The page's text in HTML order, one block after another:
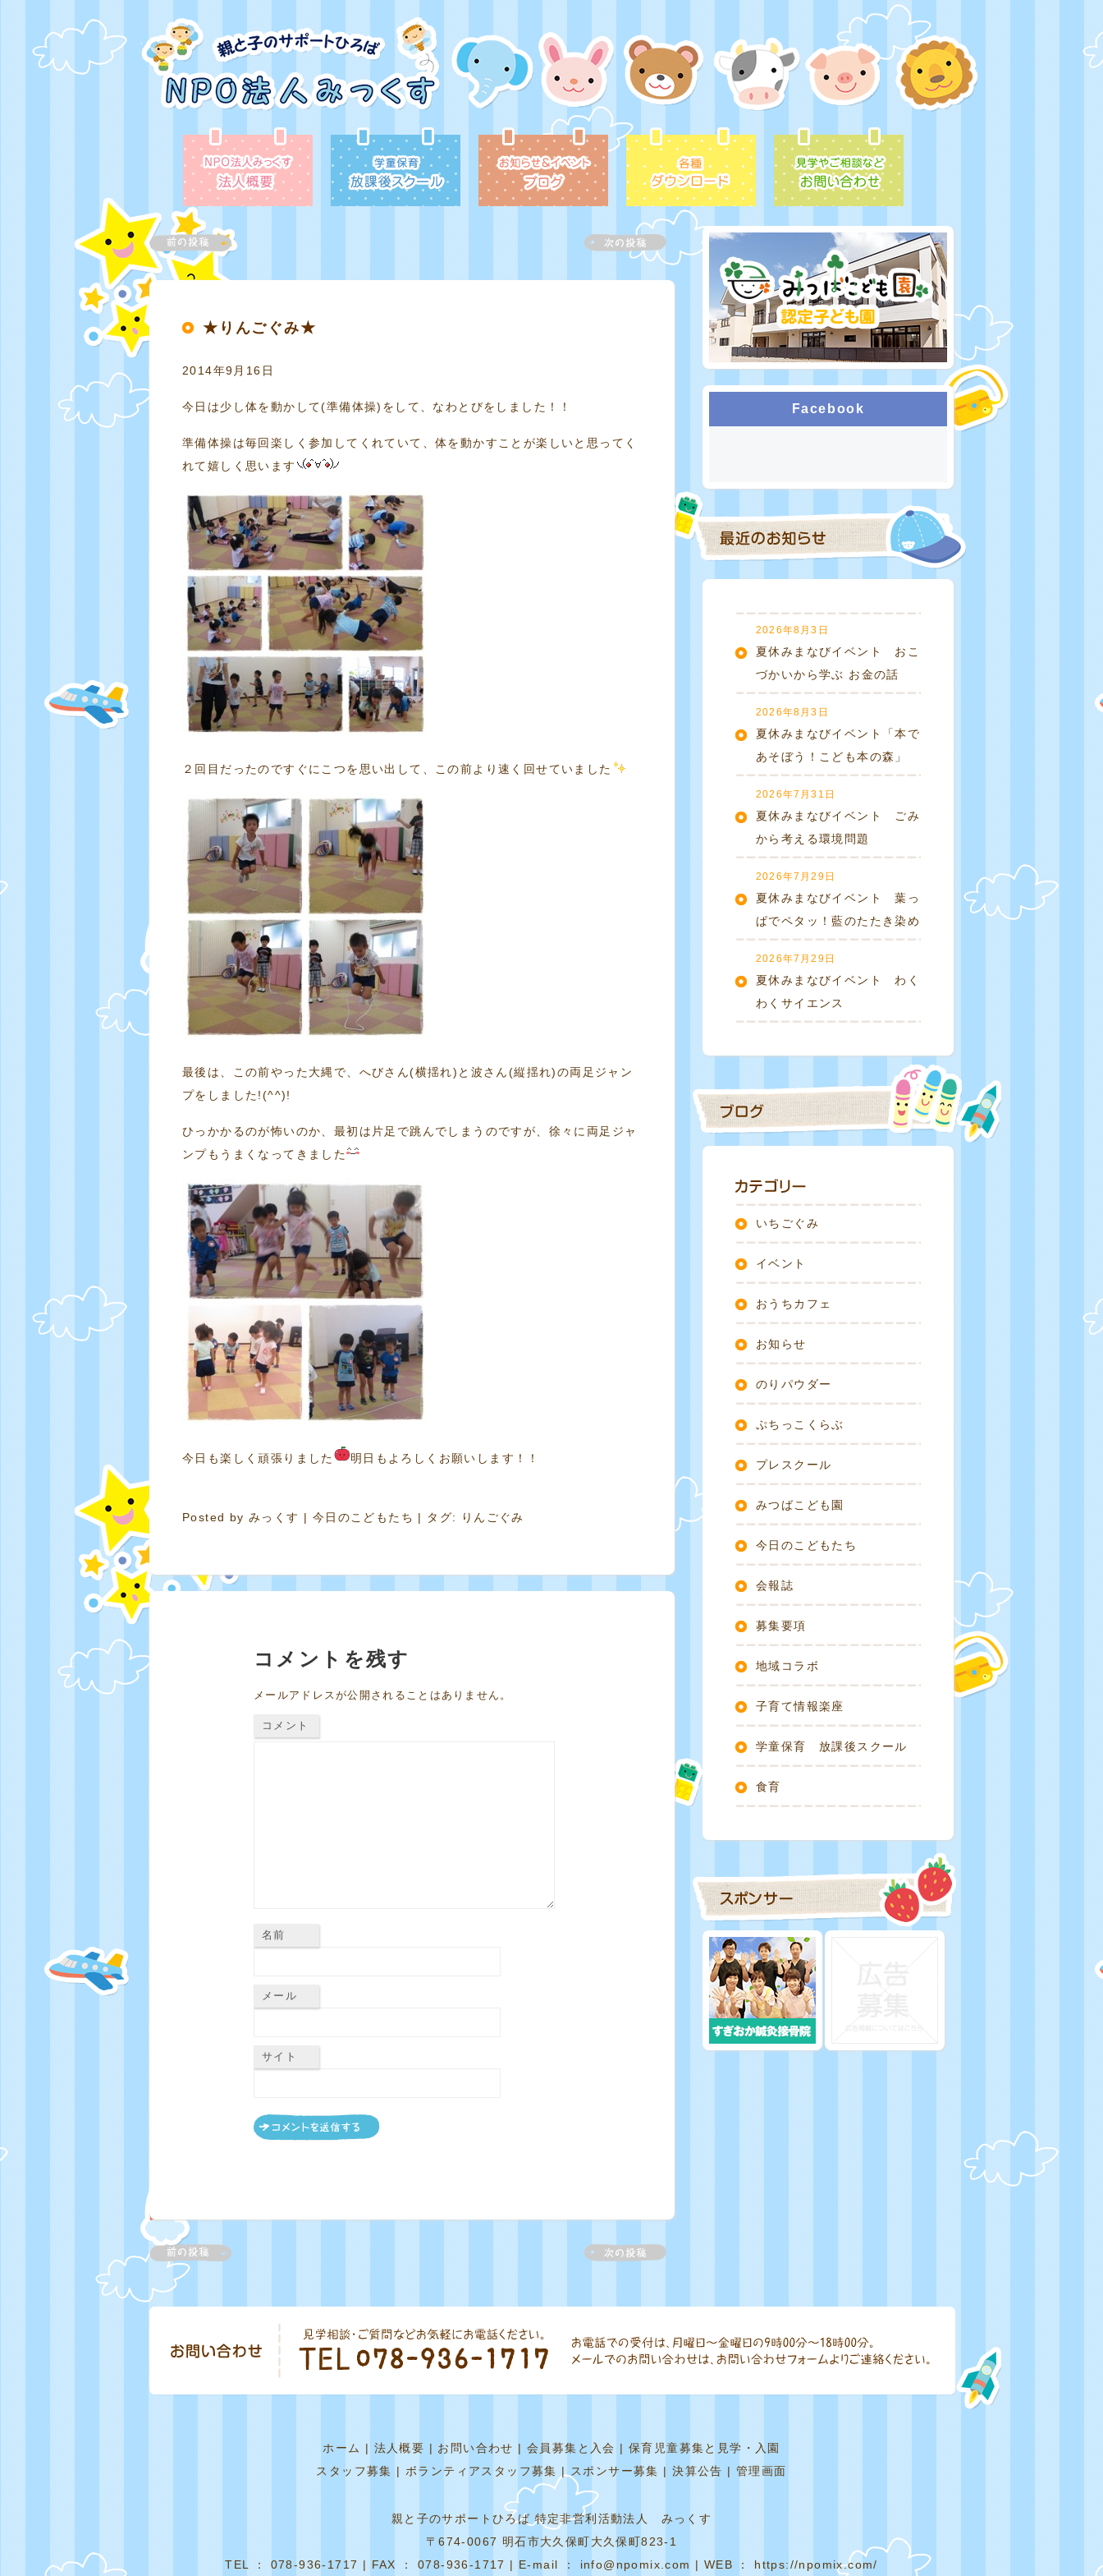
★りんごぐみ★
2014年9月16日
今日は少し体を動かして(準備体操)をして、なわとびをしました！！
準備体操は毎回楽しく参加してくれていて、体を動かすことが楽しいと思ってく
れて嬉しく思います
２回目だったのですぐにこつを思い出して、この前より速く回せていました
最後は、この前やった大縄で、へびさん(横揺れ)と波さん(縦揺れ)の両足ジャン
プをしました!(^^)!
ひっかかるのが怖いのか、最初は片足で跳んでしまうのですが、徐々に両足ジャ
ンプもうまくなってきました
今日も楽しく頑張りました 明日もよろしくお願いします！！
Posted byみっくす | 今日のこどもたち | タグ: りんごぐみ
コメントを残す
メールアドレスが公開されることはありません。
コメント
名前
メール
サイト
Facebook
2026年8月3日
夏休みまなびイベント おこ
づかいから学ぶ お金の話
2026年8月3日
夏休みまなびイベント「本で
あそぼう！こども本の森」
2026年7月31日
夏休みまなびイベント ごみ
から考える環境問題
2026年7月29日
夏休みまなびイベント 葉っ
ぱでペタッ！藍のたたき染め
2026年7月29日
夏休みまなびイベント わく
わくサイエンス
いちごぐみ
イベント
おうちカフェ
お知らせ
のりパウダー
ぷちっこくらぶ
プレスクール
みつばこども園
今日のこどもたち
会報誌
募集要項
地域コラボ
子育て情報楽座
学童保育 放課後スクール
食育
ホーム| 法人概要 | お問い合わせ| 会員募集と入会|保育児童募集と見学・入園
スタッフ募集 |ボランティアスタッフ募集| スポンサー募集|決算公告 | 管理画面
親と子のサポートひろば 特定非営利活動法人 みっくす
〒674-0067 明石市大久保町大久保町823-1
TEL ： 078-936-1717 | FAX ： 078-936-1717 | E-mail ： info@npomix.com | WEB ： https://npomix.com/